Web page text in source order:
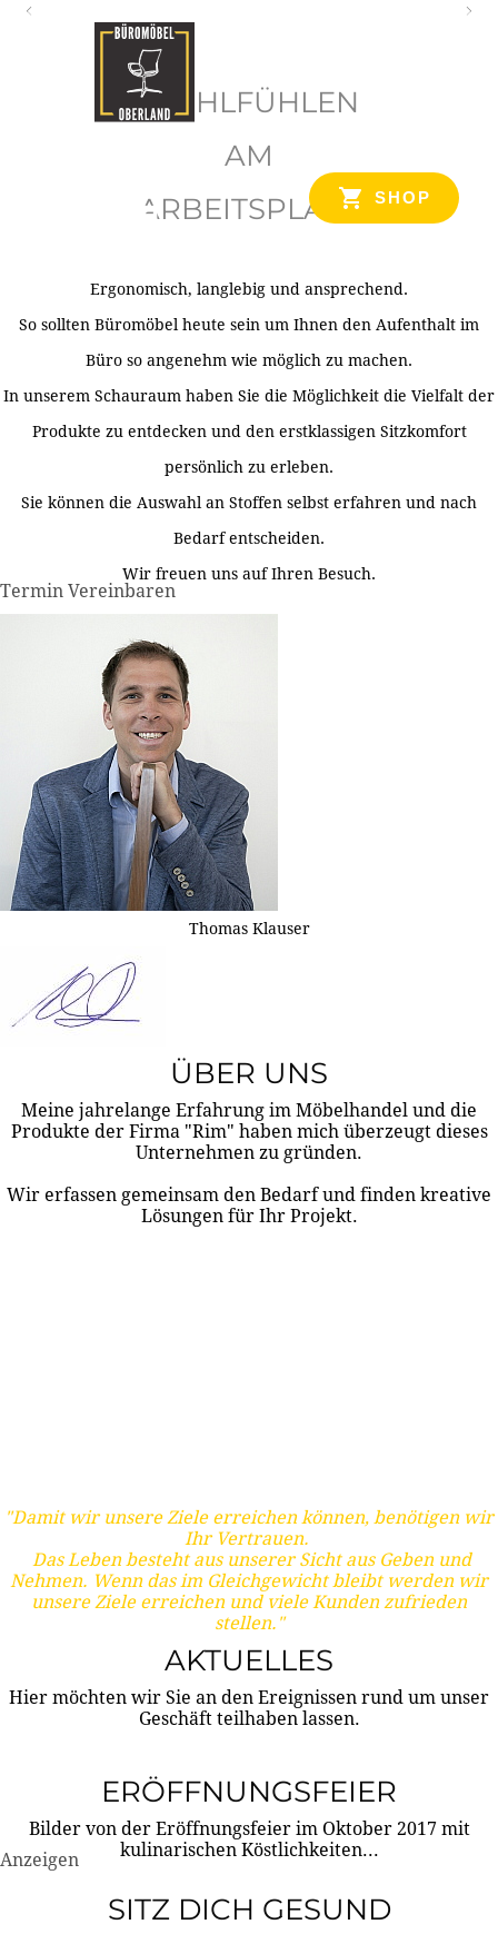
SHOP
WOHLFÜHLEN
AM
ARBEITSPLATZ
Ergonomisch, langlebig und ansprechend.
So sollten Büromöbel heute sein um Ihnen den Aufenthalt im
Büro so angenehm wie möglich zu machen.
In unserem Schauraum haben Sie die Möglichkeit die Vielfalt der
Produkte zu entdecken und den erstklassigen Sitzkomfort
persönlich zu erleben.
Sie können die Auswahl an Stoffen selbst erfahren und nach
Bedarf entscheiden.
Wir freuen uns auf Ihren Besuch.
Termin Vereinbaren
Thomas Klauser
ÜBER UNS
Meine jahrelange Erfahrung im Möbelhandel und die
Produkte der Firma "Rim" haben mich überzeugt dieses
Unternehmen zu gründen.
Wir erfassen gemeinsam den Bedarf und finden kreative
Lösungen für Ihr Projekt.
"Damit wir unsere Ziele erreichen können, benötigen wir
Ihr Vertrauen.
Das Leben besteht aus unserer Sicht aus Geben und
Nehmen. Wenn das im Gleichgewicht bleibt werden wir
unsere Ziele erreichen und viele Kunden zufrieden
stellen."
AKTUELLES
Hier möchten wir Sie an den Ereignissen rund um unser
Geschäft teilhaben lassen.
ERÖFFNUNGSFEIER
Bilder von der Eröffnungsfeier im Oktober 2017 mit
kulinarischen Köstlichkeiten...
Anzeigen
SITZ DICH GESUND